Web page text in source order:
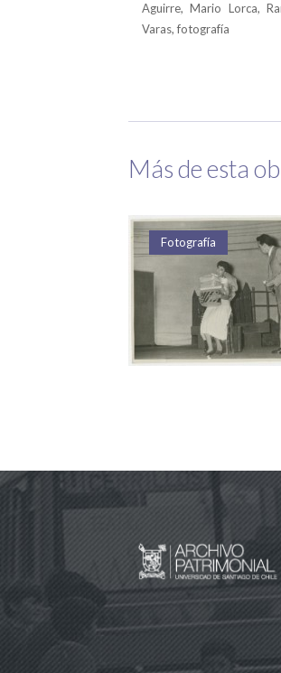
Aguirre, Mario Lorca,
Varas, fotografía
Más de esta
Fotografía